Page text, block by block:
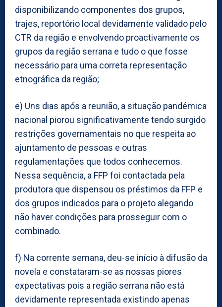
disponibilizando componentes dos grupos,
trajes, reportório local devidamente validado pelo
CTR da região e envolvendo proactivamente os
grupos da região serrana e tudo o que fosse
necessário para uma correta representação
etnográfica da região;
e) Uns dias após a reunião, a situação pandémica
nacional piorou significativamente tendo surgido
restrições governamentais no que respeita ao
ajuntamento de pessoas e outras
regulamentações que todos conhecemos.
Nessa sequência, a FFP foi contactada pela
produtora que dispensou os préstimos da FFP e
dos grupos indicados para o projeto alegando
não haver condições para prosseguir com o
combinado.
f) Na corrente semana, deu-se início à difusão da
novela e constataram-se as nossas piores
expectativas pois a região serrana não está
devidamente representada existindo apenas